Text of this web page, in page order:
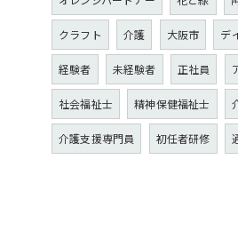
クラフト 介護 大阪市 デ
経験者 未経験者 正社員
社会福祉士 精神保健福祉士
介護支援専門員 初任者研修